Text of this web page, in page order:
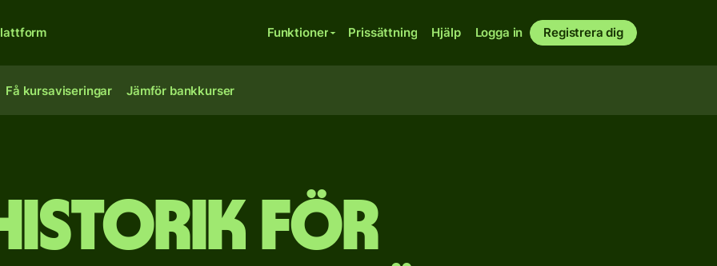
Funktioner Prissättning Hjälp Logga in Registrera dig
Få kursaviseringar Jämför bankkurser
för